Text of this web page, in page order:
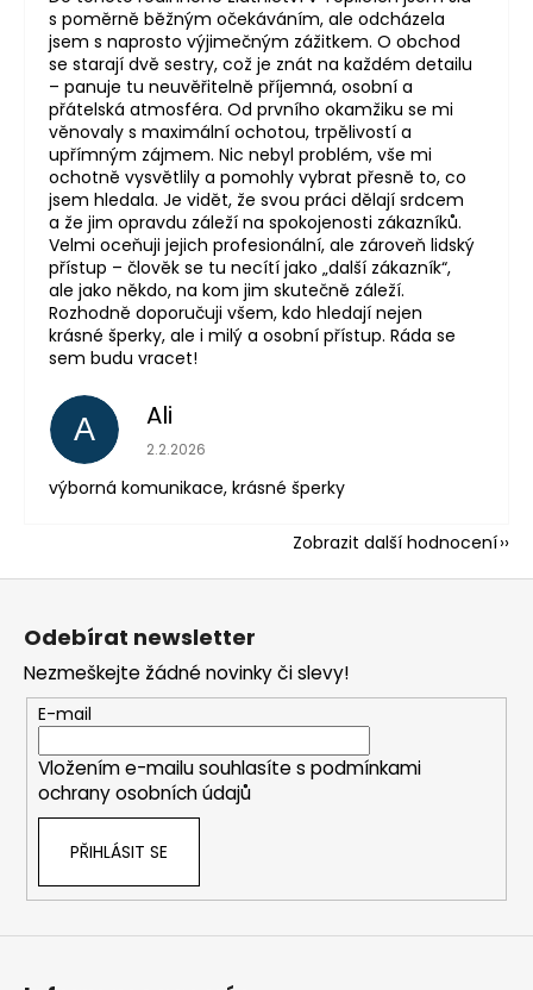
s poměrně běžným očekáváním, ale odcházela
jsem s naprosto výjimečným zážitkem. O obchod
se starají dvě sestry, což je znát na každém detailu
– panuje tu neuvěřitelně příjemná, osobní a
přátelská atmosféra. Od prvního okamžiku se mi
věnovaly s maximální ochotou, trpělivostí a
upřímným zájmem. Nic nebyl problém, vše mi
ochotně vysvětlily a pomohly vybrat přesně to, co
jsem hledala. Je vidět, že svou práci dělají srdcem
a že jim opravdu záleží na spokojenosti zákazníků.
Velmi oceňuji jejich profesionální, ale zároveň lidský
přístup – člověk se tu necítí jako „další zákazník“,
ale jako někdo, na kom jim skutečně záleží.
Rozhodně doporučuji všem, kdo hledají nejen
krásné šperky, ale i milý a osobní přístup. Ráda se
sem budu vracet!
A Ali
Hodnocení obchodu je 5 z 5 hvězdiček.
2.2.2026
výborná komunikace, krásné šperky
Zobrazit další hodnocení
Z
Odebírat newsletter
Nezmeškejte žádné novinky či slevy!
E-mail
Vložením e-mailu souhlasíte s podmínkami
ochrany osobních údajů
PŘIHLÁSIT SE